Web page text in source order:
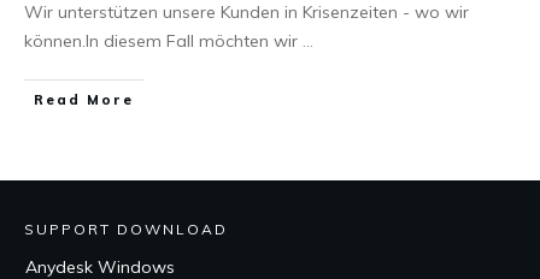
Wir unterstützen unsere Kunden in Krisenzeiten - wo wir
können.In diesem Fall möchten wir ...
Read More
SUPPORT DOWNLOAD
Anydesk Windows